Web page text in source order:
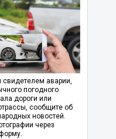
свидетелем аварии,
погодного
дороги или
сообщите об
новостей.
через